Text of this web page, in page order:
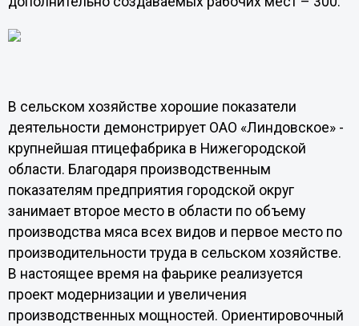
В сельском хозяйстве хорошие показатели
деятельности демонстрирует ОАО «Линдовское» -
крупнейшая птицефабрика в Нижегородской
области. Благодаря производственным
показателям предприятия городской округ
занимает второе место в области по объему
производства мяса всех видов и первое место по
производительности труда в сельском хозяйстве.
В настоящее время на фаьрике реализуется
проект модернизации и увеличения
производственных мощностей. Ориентировочный